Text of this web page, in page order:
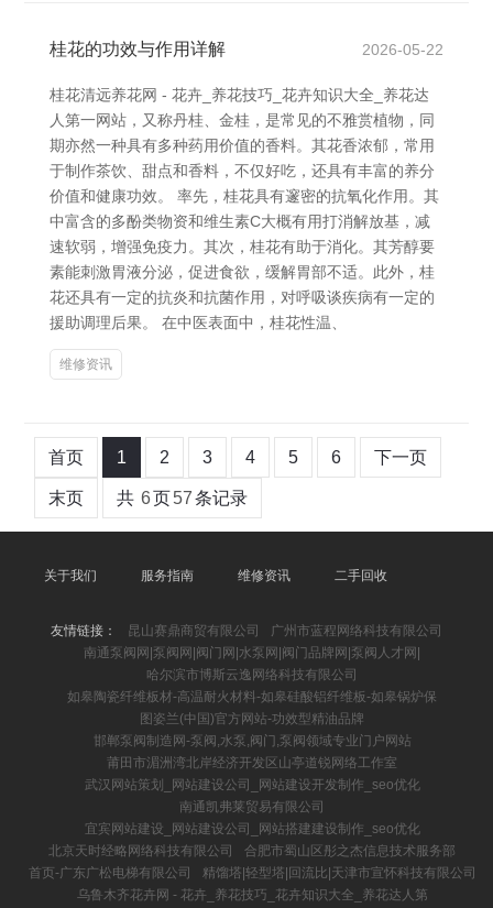
桂花的功效与作用详解 2026-05-22
桂花清远养花网 - 花卉_养花技巧_花卉知识大全_养花达
人第一网站，又称丹桂、金桂，是常见的不雅赏植物，同
期亦然一种具有多种药用价值的香料。其花香浓郁，常用
于制作茶饮、甜点和香料，不仅好吃，还具有丰富的养分
价值和健康功效。 率先，桂花具有邃密的抗氧化作用。其
中富含的多酚类物资和维生素C大概有用打消解放基，减
速软弱，增强免疫力。其次，桂花有助于消化。其芳醇要
素能刺激胃液分泌，促进食欲，缓解胃部不适。此外，桂
花还具有一定的抗炎和抗菌作用，对呼吸谈疾病有一定的
援助调理后果。 在中医表面中，桂花性温、
维修资讯
首页 1 2 3 4 5 6 下一页
末页 共 6页57条记录
关于我们 服务指南 维修资讯 二手回收
友情链接： 昆山赛鼎商贸有限公司
广州市蓝程网络科技有限公司
南通泵阀网|泵阀网|阀门网|水泵网|阀门品牌网|泵阀人才网|
哈尔滨市博斯云逸网络科技有限公司
如皋陶瓷纤维板材-高温耐火材料-如皋硅酸铝纤维板-如皋锅炉保
图姿兰(中国)官方网站-功效型精油品牌
邯郸泵阀制造网-泵阀,水泵,阀门,泵阀领域专业门户网站
莆田市湄洲湾北岸经济开发区山亭道锐网络工作室
武汉网站策划_网站建设公司_网站建设开发制作_seo优化
南通凯弗莱贸易有限公司
宜宾网站建设_网站建设公司_网站搭建建设制作_seo优化
北京天时经略网络科技有限公司
合肥市蜀山区彤之杰信息技术服务部
首页-广东广松电梯有限公司
精馏塔|轻型塔|回流比|天津市宣怀科技有限公司
乌鲁木齐花卉网 - 花卉_养花技巧_花卉知识大全_养花达人第